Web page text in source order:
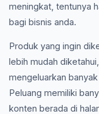
meningkat, tentunya
bagi bisnis anda.
Produk yang ingin
lebih mudah
mengeluarkan
Peluang memiliki
konten berada di